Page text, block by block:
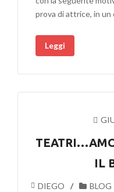
prova di attrice, in
Leggi
IL
DIEGO BLOG